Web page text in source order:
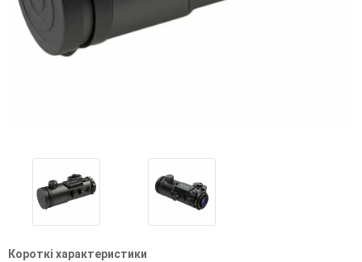
Короткі характеристики